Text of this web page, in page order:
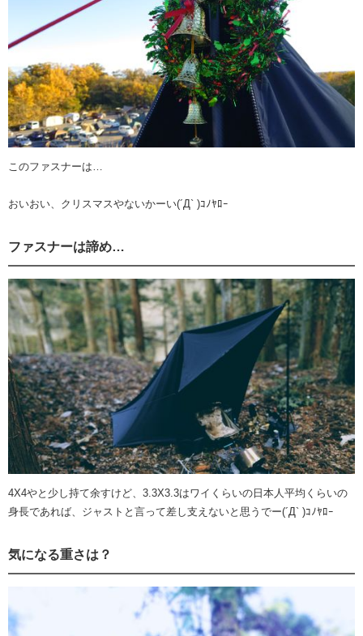
このファスナーは…
おいおい、クリスマスやないかーい(´Д` )ｺﾉﾔﾛｰ
ファスナーは諦め…
4X4やと少し持て余すけど、3.3X3.3はワイくらいの日本人平均くらいの
身長であれば、ジャストと言って差し支えないと思うでー(´Д` )ｺﾉﾔﾛｰ
気になる重さは？